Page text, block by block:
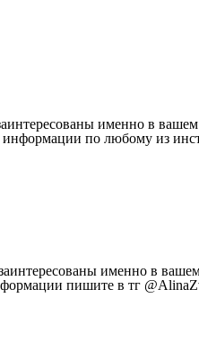
именно в
по любому из
именно в
пишите в тг